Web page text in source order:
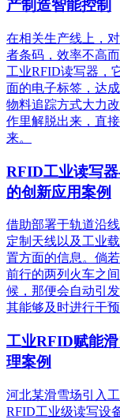
产制造智能控制
在相关生产线上，
者条码，效率不高
工业RFID读写器，
面的电子标签，达
物料追踪方式大力
作里解脱出来，直
来。
RFID工业读写
的创新应用案例
借助部署于轨道沿
定制天线以及工业
置方面的信息。倘
前行的两列火车之
候，那便会自动引
其能够及时进行干预
工业RFID赋能
理案例
河北某滑雪场引入
RFID工业级读写设